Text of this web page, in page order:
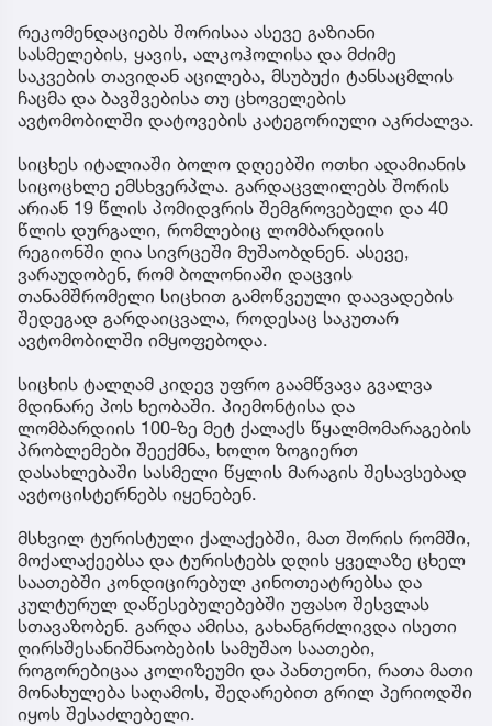
რეკომენდაციებს შორისაა ასევე გაზიანი
სასმელების, ყავის, ალკოჰოლისა და მძიმე
საკვების თავიდან აცილება, მსუბუქი ტანსაცმლის
ჩაცმა და ბავშვებისა თუ ცხოველების
ავტომობილში დატოვების კატეგორიული აკრძალვა.
სიცხეს იტალიაში ბოლო დღეებში ოთხი ადამიანის
სიცოცხლე ემსხვერპლა. გარდაცვლილებს შორის
არიან 19 წლის პომიდვრის შემგროვებელი და 40
წლის დურგალი, რომლებიც ლომბარდიის
რეგიონში ღია სივრცეში მუშაობდნენ. ასევე,
ვარაუდობენ, რომ ბოლონიაში დაცვის
თანამშრომელი სიცხით გამოწვეული დაავადების
შედეგად გარდაიცვალა, როდესაც საკუთარ
ავტომობილში იმყოფებოდა.
სიცხის ტალღამ კიდევ უფრო გაამწვავა გვალვა
მდინარე პოს ხეობაში. პიემონტისა და
ლომბარდიის 100-ზე მეტ ქალაქს წყალმომარაგების
პრობლემები შეექმნა, ხოლო ზოგიერთ
დასახლებაში სასმელი წყლის მარაგის შესავსებად
ავტოცისტერნებს იყენებენ.
მსხვილ ტურისტული ქალაქებში, მათ შორის რომში,
მოქალაქეებსა და ტურისტებს დღის ყველაზე ცხელ
საათებში კონდიცირებულ კინოთეატრებსა და
კულტურულ დაწესებულებებში უფასო შესვლას
სთავაზობენ. გარდა ამისა, გახანგრძლივდა ისეთი
ღირსშესანიშნაობების სამუშაო საათები,
როგორებიცაა კოლიზეუმი და პანთეონი, რათა მათი
მონახულება საღამოს, შედარებით გრილ პერიოდში
იყოს შესაძლებელი.